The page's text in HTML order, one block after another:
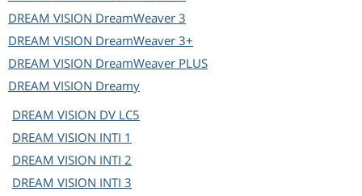
DREAM VISION DreamWeaver 3
DREAM VISION DreamWeaver 3+
DREAM VISION DreamWeaver PLUS
DREAM VISION Dreamy
DREAM VISION DV LC5
DREAM VISION INTI 1
DREAM VISION INTI 2
DREAM VISION INTI 3